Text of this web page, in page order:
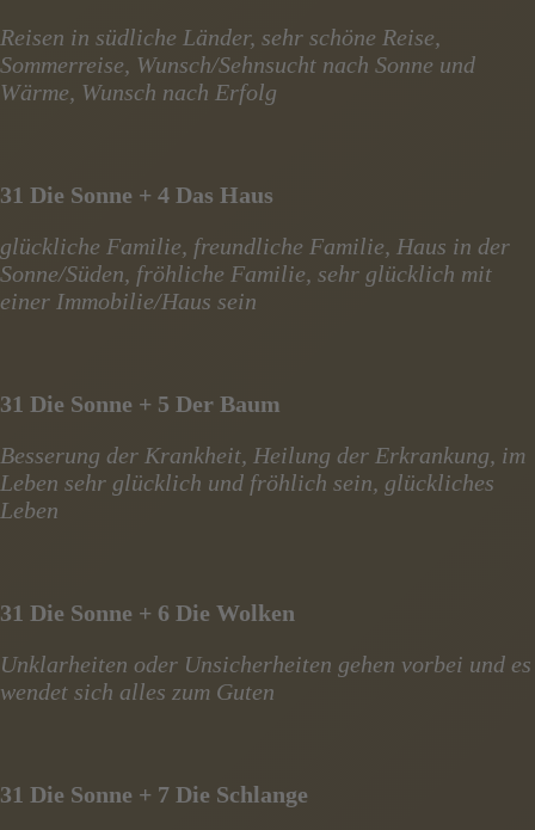
Reisen in südliche Länder, sehr schöne Reise,
Sommerreise, Wunsch/Sehnsucht nach Sonne und
Wärme, Wunsch nach Erfolg
31 Die Sonne + 4 Das Haus
glückliche Familie, freundliche Familie, Haus in der
Sonne/Süden, fröhliche Familie, sehr glücklich mit
einer Immobilie/Haus sein
31 Die Sonne + 5 Der Baum
Besserung der Krankheit, Heilung der Erkrankung, im
Leben sehr glücklich und fröhlich sein, glückliches
Leben
31 Die Sonne + 6 Die Wolken
Unklarheiten oder Unsicherheiten gehen vorbei und es
wendet sich alles zum Guten
31 Die Sonne + 7 Die Schlange